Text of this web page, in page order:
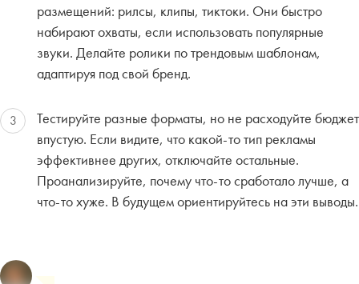
размещений: рилсы, клипы, тиктоки. Они быстро
набирают охваты, если использовать популярные
звуки. Делайте ролики по трендовым шаблонам,
адаптируя под свой бренд.
3
Тестируйте разные форматы, но не расходуйте бюджет
впустую. Если видите, что какой-то тип рекламы
эффективнее других, отключайте остальные.
Проанализируйте, почему что-то сработало лучше, а
что-то хуже. В будущем ориентируйтесь на эти выводы.